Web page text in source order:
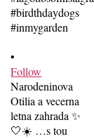
•
Follow
Narodeninova
Otilia a vecerna
letna zahrada ✨
🤍☀️ …s tou